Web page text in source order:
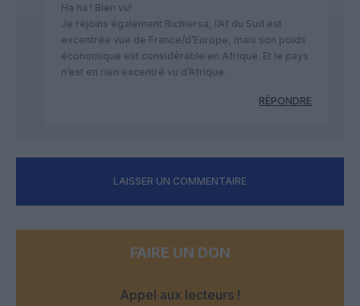
Ha ha ! Bien vu!
Je rejoins également Richiersa, l’Af du Sud est
excentrée vue de France/d’Europe, mais son poids
économique est considérable en Afrique. Et le pays
n’est en rien excentré vu d’Afrique.
RÉPONDRE
LAISSER UN COMMENTAIRE
FAIRE UN DON
Appel aux lecteurs !